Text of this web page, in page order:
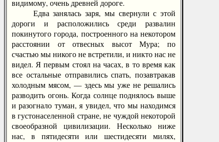
видимому, очень древней дороге.
Едва занялась заря, мы свернули с этой
дороги и расположились среди развалин
покинутого города, построенного на некотором
расстоянии от отвесных высот Мура; по
счастью мы никого не встретили, и никто нас не
видел. Я первым стоял на часах, в то время как
все остальные отправились спать, позавтракав
холодным мясом, — здесь мы уже не решались
разводить огонь. Когда солнце поднялось выше
и разогнало туман, я увидел, что мы находимся
в густонаселенной стране, не чуждой некоторой
своеобразной цивилизации. Несколько ниже
нас, в пятидесяти или шестидесяти милях,